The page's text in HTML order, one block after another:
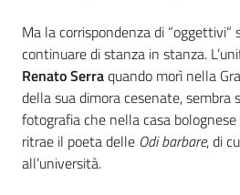
Ma la corrispondenza di “oggettivi”
continuare di stanza in stanza.
Renato Serraquando morì nella
della sua dimora cesenate, sembra
fotografia che nella casa bolognese
ritrae il poeta delle Odi barbare, di
all’università.